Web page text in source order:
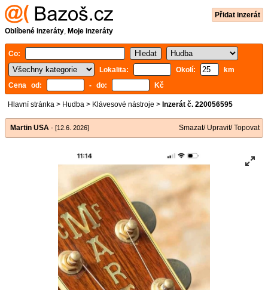
Přidat inzerát
Oblíbené inzeráty, Moje inzeráty
Co:
Lokalita:
Okolí:
km
Cena od:
- do: Kč
Hlavní stránka > Hudba > Klávesové nástroje > Inzerát č. 220056595
Martin USA - [12.6. 2026] Smazat/ Upravit/ Topovat